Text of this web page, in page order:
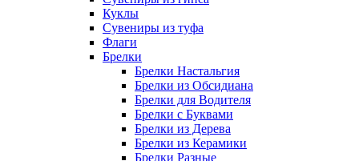
Куклы
Сувениры из туфа
Флаги
Брелки
Брелки Настальгия
Брелки из Обсидиана
Брелки для Водителя
Брелки с Буквами
Брелки из Дерева
Брелки из Керамики
Брелки Разные